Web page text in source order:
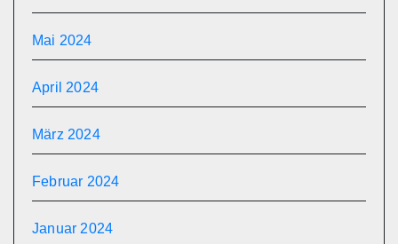
Mai 2024
April 2024
März 2024
Februar 2024
Januar 2024